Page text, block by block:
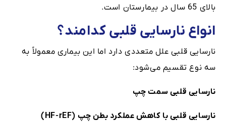
بالای 65 سال در بیمارستان است.
انواع نارسایی قلبی کدامند؟
نارسایی قلبی علل متعددی دارد اما این بیماری معمولاً به
سه نوع تقسیم می‌شود:
نارسایی قلبی سمت چپ
نارسایی قلبی با کاهش عملکرد بطن چپ (
HF-rEF
)